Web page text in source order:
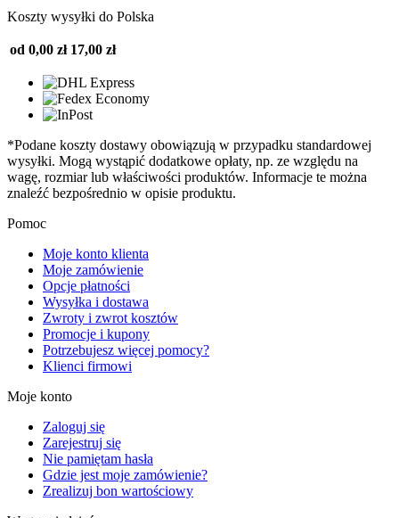
Koszty wysyłki do Polska
od 0,00 zł 17,00 zł
*Podane koszty dostawy obowiązują w przypadku standardowej
wysyłki. Mogą wystąpić dodatkowe opłaty, np. ze względu na
wagę, rozmiar lub właściwości produktów. Informacje te można
znaleźć bezpośrednio w opisie produktu.
Pomoc
Moje konto klienta
Moje zamówienie
Opcje płatności
Wysyłka i dostawa
Zwroty i zwrot kosztów
Promocje i kupony
Potrzebujesz więcej pomocy?
Klienci firmowi
Moje konto
Zaloguj się
Zarejestruj się
Nie pamiętam hasła
Gdzie jest moje zamówienie?
Zrealizuj bon wartościowy